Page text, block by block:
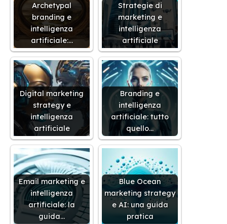
Archetypal
branding e
intelligenza
artificiale:…
Strategie di
marketing e
intelligenza
artificiale
Digital marketing
strategy e
intelligenza
artificiale
Branding e
intelligenza
artificiale: tutto
quello…
Email marketing e
intelligenza
artificiale: la
guida…
Blue Ocean
marketing strategy
e AI: una guida
pratica